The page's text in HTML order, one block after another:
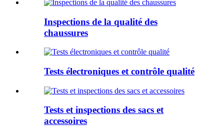
Inspections de la qualité des
chaussures
Tests électroniques et contrôle qualité
Tests et inspections des sacs et
accessoires